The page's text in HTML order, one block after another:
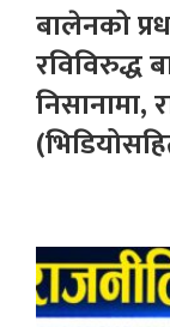
बालेनको
रविविरुद्ध
निसानामा,